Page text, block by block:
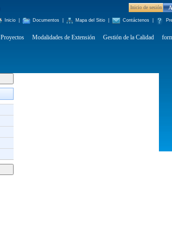
Inicio de sesión
Inicio Documentos Mapa del Sitio Contáctenos
Proyectos Modalidades de Extensión Gestión de la Calidad